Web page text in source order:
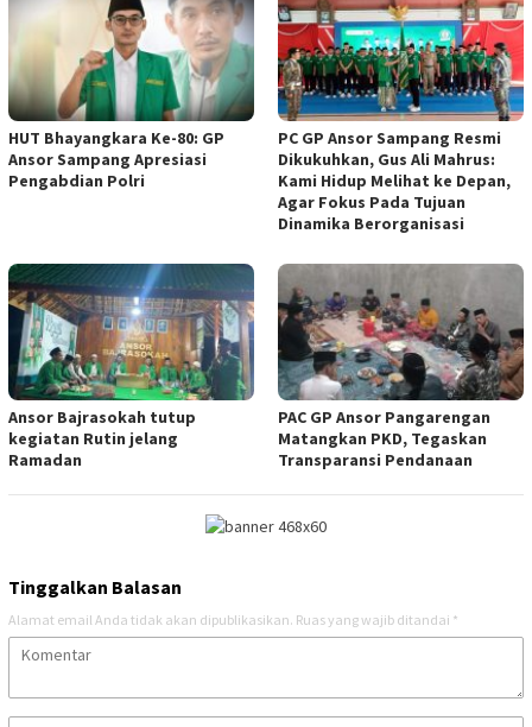
HUT Bhayangkara Ke-80: GP
Ansor Sampang Apresiasi
Pengabdian Polri
PC GP Ansor Sampang Resmi
Dikukuhkan, Gus Ali Mahrus:
Kami Hidup Melihat ke Depan,
Agar Fokus Pada Tujuan
Dinamika Berorganisasi
Ansor Bajrasokah tutup
kegiatan Rutin jelang
Ramadan
PAC GP Ansor Pangarengan
Matangkan PKD, Tegaskan
Transparansi Pendanaan
Tinggalkan Balasan
Alamat email Anda tidak akan dipublikasikan. Ruas yang wajib ditandai *